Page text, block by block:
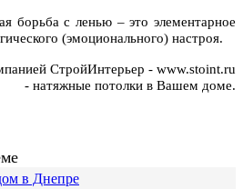
борьба с ленью – это элементарное
(эмоционального) настроя.
СтройИнтерьер - www.stoint.ru
- натяжные потолки в Вашем доме.
в Днепре